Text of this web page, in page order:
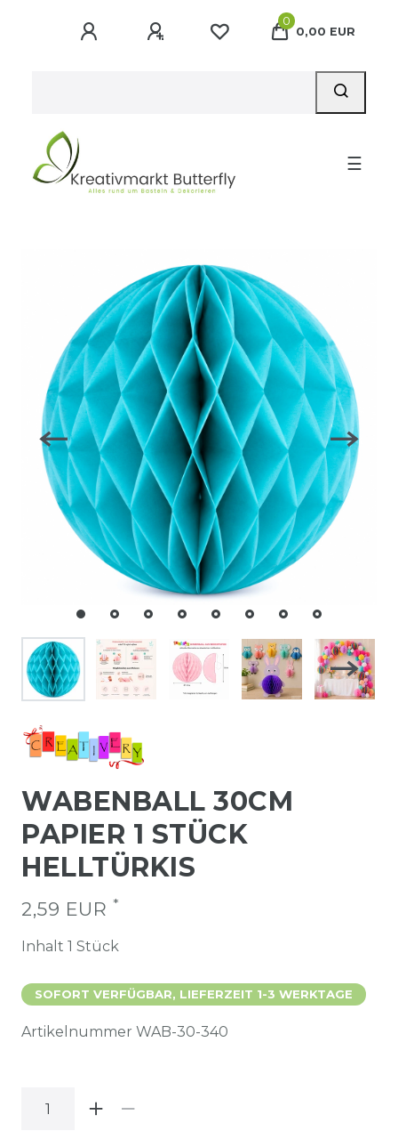
0
0,00 EUR
☰
WABENBALL 30CM
PAPIER 1 STÜCK
HELLTÜRKIS
2,59 EUR *
Inhalt 1 Stück
SOFORT VERFÜGBAR, LIEFERZEIT 1-3 WERKTAGE
Artikelnummer WAB-30-340